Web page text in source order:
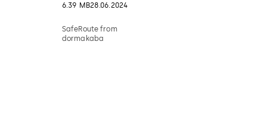
6.39 MB28.06.2024
SafeRoute from
dormakaba